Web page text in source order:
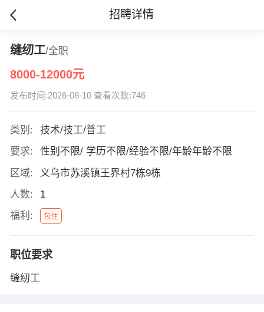
招聘详情
缝纫工/全职
8000-12000元
发布时间:2026-08-10 查看次数:746
类别:
技术/技工/普工
要求:
性别不限/ 学历不限/经验不限/年龄年龄不限
区域:
义乌市苏溪镇王界村7栋9栋
人数:
1
福利:
包住
职位要求
缝纫工